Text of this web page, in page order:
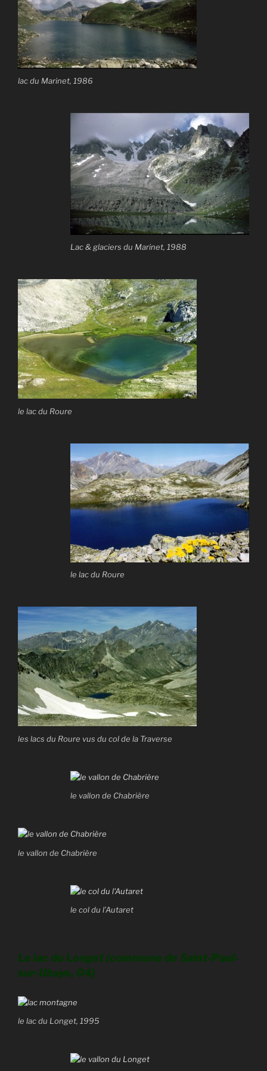
lac du Marinet, 1986
Lac & glaciers du Marinet, 1988
le lac du Roure
le lac du Roure
les lacs du Roure vus du col de la Traverse
le vallon de Chabrière
le vallon de Chabrière
le col du l’Autaret
Le lac du Longet (commune de Saint-Paul-
sur-Ubaye, 04)
le lac du Longet, 1995